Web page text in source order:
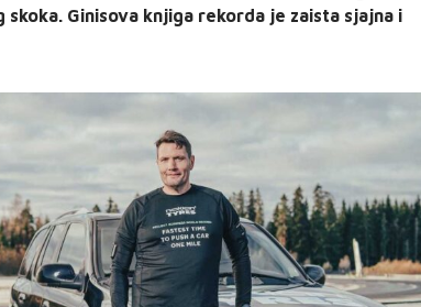
Ginisova knjiga rekorda je zaista sjajna i